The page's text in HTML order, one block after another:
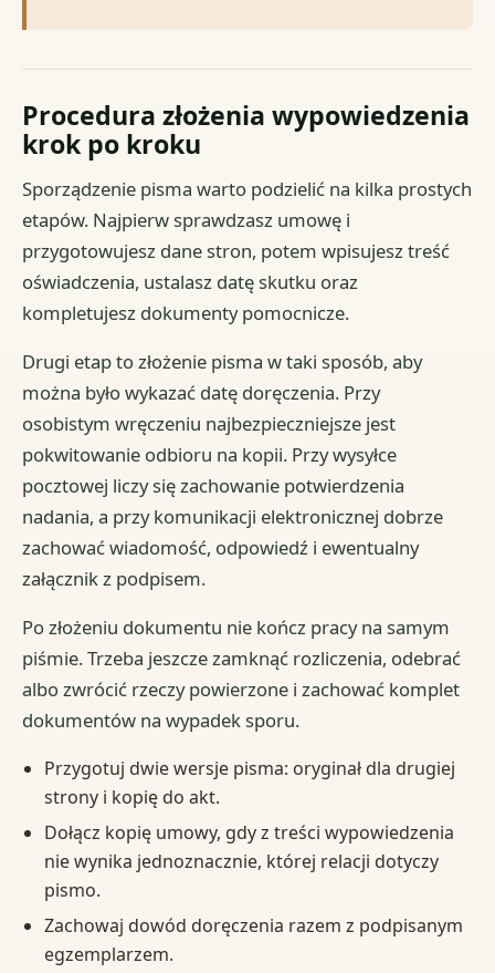
Procedura złożenia wypowiedzenia
krok po kroku
Sporządzenie pisma warto podzielić na kilka prostych
etapów. Najpierw sprawdzasz umowę i
przygotowujesz dane stron, potem wpisujesz treść
oświadczenia, ustalasz datę skutku oraz
kompletujesz dokumenty pomocnicze.
Drugi etap to złożenie pisma w taki sposób, aby
można było wykazać datę doręczenia. Przy
osobistym wręczeniu najbezpieczniejsze jest
pokwitowanie odbioru na kopii. Przy wysyłce
pocztowej liczy się zachowanie potwierdzenia
nadania, a przy komunikacji elektronicznej dobrze
zachować wiadomość, odpowiedź i ewentualny
załącznik z podpisem.
Po złożeniu dokumentu nie kończ pracy na samym
piśmie. Trzeba jeszcze zamknąć rozliczenia, odebrać
albo zwrócić rzeczy powierzone i zachować komplet
dokumentów na wypadek sporu.
Przygotuj dwie wersje pisma: oryginał dla drugiej
strony i kopię do akt.
Dołącz kopię umowy, gdy z treści wypowiedzenia
nie wynika jednoznacznie, której relacji dotyczy
pismo.
Zachowaj dowód doręczenia razem z podpisanym
egzemplarzem.